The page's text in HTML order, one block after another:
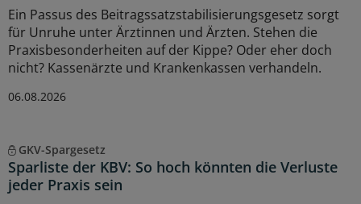
Ein Passus des Beitragssatzstabilisierungsgesetz sorgt
für Unruhe unter Ärztinnen und Ärzten. Stehen die
Praxisbesonderheiten auf der Kippe? Oder eher doch
nicht? Kassenärzte und Krankenkassen verhandeln.
06.08.2026
GKV-Spargesetz
Sparliste der KBV: So hoch könnten die Verluste
jeder Praxis sein